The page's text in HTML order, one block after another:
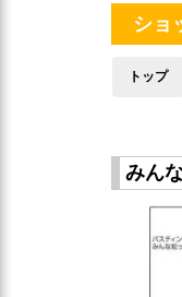
ショ
トップ
みん